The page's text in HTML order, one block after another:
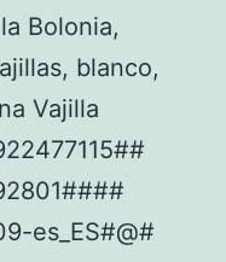
Bolonia,
blanco,
Vajilla
es_ES#@#